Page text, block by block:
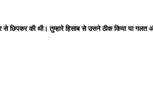
छिपकर की थी। तुम्हारे हिसाब से उसने ठीक किया या गलत